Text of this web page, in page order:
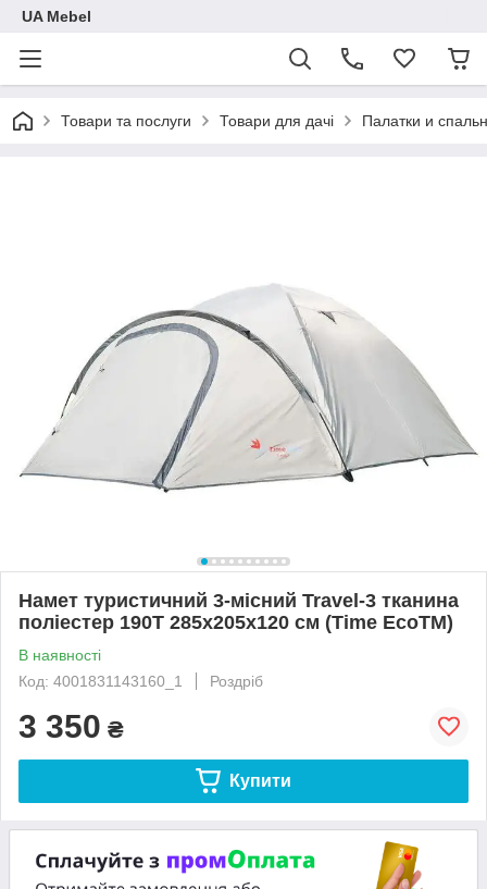
UA Mebel
Товари та послуги Товари для дачі Палатки и
Намет туристичний 3-місний Travel-3 тканина
поліестер 190Т 285х205х120 см (Time EcoTM)
В наявності
Код: 4001831143160_1
Роздріб
3 350 ₴
Купити